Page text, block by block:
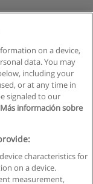
on a device,
data. You may
including your
or at any time in
signaled to our
Más información sobre
characteristics for
on a device.
measurement,